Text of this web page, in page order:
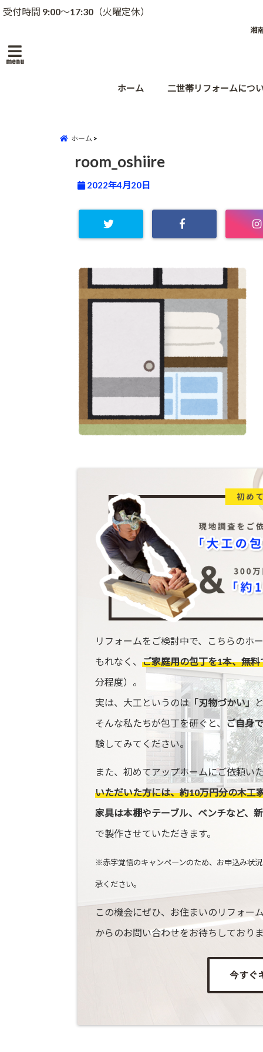
受付時間 9:00～17:30（火曜定休）
湘
menu
ホーム 二世帯リフォームにつ
ホーム
room_oshiire
2022年4月20日
リフォームをご検討中で、こちらのホ
もれなく、 ご家庭用の包丁を1本、無
分程度）。
実は、大工というのは「刃物づかい」
そんな私たちが包丁を研ぐと、
ご自身
験してみてください。
また、初めてアップホームにご依頼い
いただいた方には、約10万円分の木工
家具は本棚やテーブル、ベンチなど、
で製作させていただきます。
※赤字覚悟のキャンペーンのため、お申込み状
承ください。
この機会にぜひ、お住まいのリフォー
からのお問い合わせをお待ちしており
今すぐ